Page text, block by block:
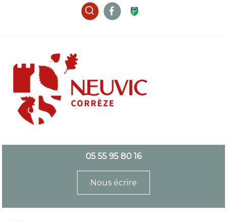
05 55 95 80 16
Nous écrire